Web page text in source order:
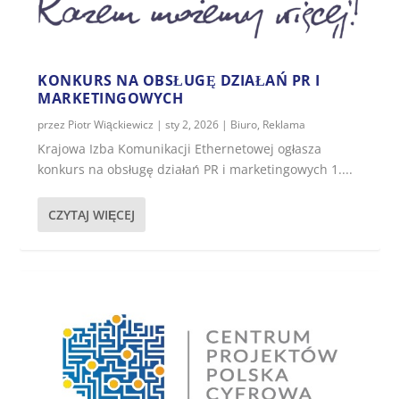
KONKURS NA OBSŁUGĘ DZIAŁAŃ PR I
MARKETINGOWYCH
przez Piotr Wiąckiewicz |sty 2, 2026 | Biuro, Reklama
Krajowa Izba Komunikacji Ethernetowej ogłasza
konkurs na obsługę działań PR i marketingowych 1....
CZYTAJ WIĘCEJ